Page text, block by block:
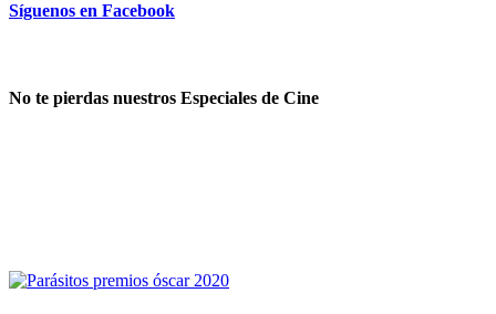
Síguenos en Facebook
No te pierdas nuestros Especiales de Cine